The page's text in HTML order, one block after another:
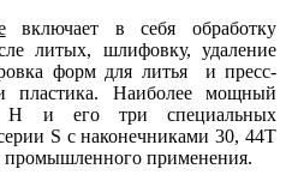
включает в себя обработку
литых, шлифовку, удаление
форм для литья и пресс-
пластика. Наиболее мощный
H и его три специальных
S с наконечниками 30, 44Т
применения.